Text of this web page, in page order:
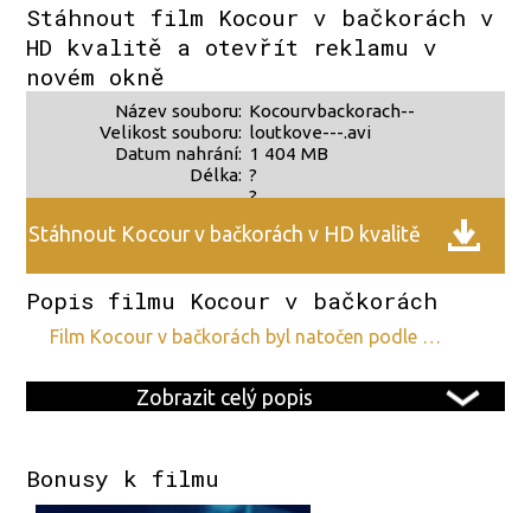
Stáhnout film Kocour v bačkorách v
HD kvalitě a otevřít reklamu v
novém okně
Název souboru:
Velikost souboru:
Datum nahrání:
Délka:
Kocourvbackorach--
loutkove---.avi
1 404 MB
?
?
Stáhnout Kocour v bačkorách v HD kvalitě
Popis filmu Kocour v bačkorách
film Kocour v bačkorách byl natočen podle …
Zobrazit celý popis
Bonusy k filmu